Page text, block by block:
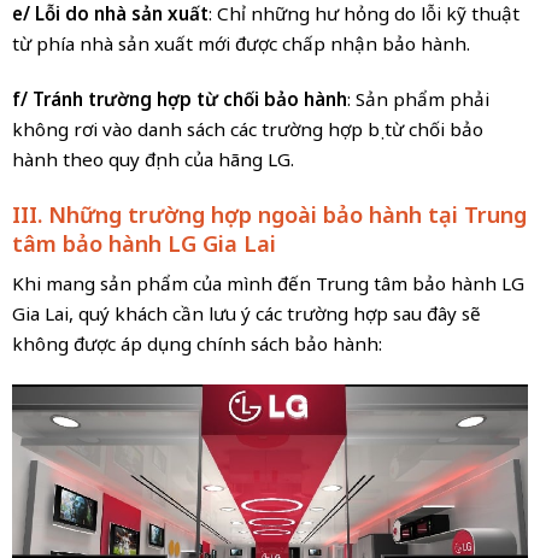
e/ Lỗi do nhà sản xuất: Chỉ những hư hỏng do lỗi kỹ thuật
từ phía nhà sản xuất mới được chấp nhận bảo hành.
f/ Tránh trường hợp từ chối bảo hành: Sản phẩm phải
không rơi vào danh sách các trường hợp bị từ chối bảo
hành theo quy định của hãng LG.
III. Những trường hợp ngoài bảo hành tại Trung
tâm bảo hành LG Gia Lai
Khi mang sản phẩm của mình đến Trung tâm bảo hành LG
Gia Lai, quý khách cần lưu ý các trường hợp sau đây sẽ
không được áp dụng chính sách bảo hành: